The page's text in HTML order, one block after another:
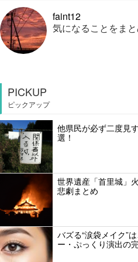
faint12
気になることをま
PICKUP
ピックアップ
他県民が必ず二度見
選！
世界遺産「首里城」
悲劇まとめ
バズる“涙袋メイク”
ー・ぷっくり演出の